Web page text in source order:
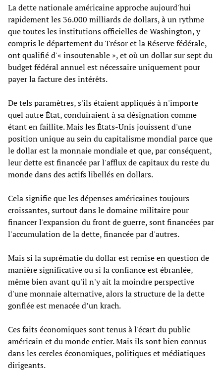
La dette nationale américaine approche aujourd'hui
rapidement les 36.000 milliards de dollars, à un rythme
que toutes les institutions officielles de Washington, y
compris le département du Trésor et la Réserve fédérale,
ont qualifié d'« insoutenable », et où un dollar sur sept du
budget fédéral annuel est nécessaire uniquement pour
payer la facture des intérêts.
De tels paramètres, s'ils étaient appliqués à n'importe
quel autre État, conduiraient à sa désignation comme
étant en faillite. Mais les États-Unis jouissent d'une
position unique au sein du capitalisme mondial parce que
le dollar est la monnaie mondiale et que, par conséquent,
leur dette est financée par l'afflux de capitaux du reste du
monde dans des actifs libellés en dollars.
Cela signifie que les dépenses américaines toujours
croissantes, surtout dans le domaine militaire pour
financer l'expansion du front de guerre, sont financées par
l'accumulation de la dette, financée par d'autres.
Mais si la suprématie du dollar est remise en question de
manière significative ou si la confiance est ébranlée,
même bien avant qu'il n'y ait la moindre perspective
d'une monnaie alternative, alors la structure de la dette
gonflée est menacée d’un krach.
Ces faits économiques sont tenus à l'écart du public
américain et du monde entier. Mais ils sont bien connus
dans les cercles économiques, politiques et médiatiques
dirigeants.